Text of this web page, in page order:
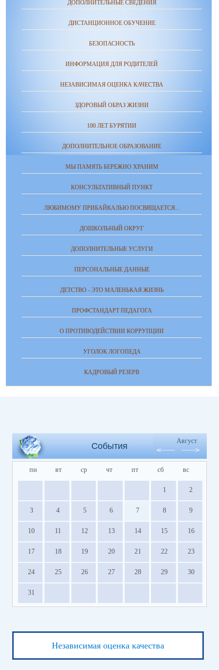
ДОПОЛНИТЕЛЬНЫЕ СВЕДЕНИЯ
ДИСТАНЦИОННОЕ ОБУЧЕНИЕ
БЕЗОПАСНОСТЬ
ИНФОРМАЦИЯ ДЛЯ РОДИТЕЛЕЙ
НЕЗАВИСИМАЯ ОЦЕНКА КАЧЕСТВА
ЗДОРОВЫЙ ОБРАЗ ЖИЗНИ
100 ЛЕТ БУРЯТИИ
ДОПОЛНИТЕЛЬНОЕ ОБРАЗОВАНИЕ
МЫ ПАМЯТЬ БЕРЕЖНО ХРАНИМ
КОНСУЛЬТАТИВНЫЙ ПУНКТ
ЛЮБИМОМУ ПРИБАЙКАЛЬЮ ПОСВЯЩАЕТСЯ...
ДОШКОЛЬНЫЙ ОКРУГ
ДОПОЛНИТЕЛЬНЫЕ УСЛУГИ
ПЕРСОНАЛЬНЫЕ ДАННЫЕ
ДЕТСТВО - ЭТО МАЛЕНЬКАЯ ЖИЗНЬ
ПРОФСТАНДАРТ ПЕДАГОГА
О ПРОТИВОДЕЙСТВИИ КОРРУПЦИИ
УГОЛОК ЛОГОПЕДА
КАДРОВЫЙ РЕЗЕРВ
События
Август
пн вт ср чт пт сб вс
1 2
3 4 5 6 7 8 9
10 11 12 13 14 15 16
17 18 19 20 21 22 23
24 25 26 27 28 29 30
31
Независимая оценка качества